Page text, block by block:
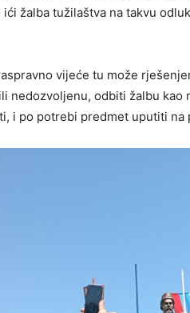
žalba tužilaštva na takvu
vijeće tu može
nedozvoljenu, odbiti žalbu
i po potrebi predmet uputiti na